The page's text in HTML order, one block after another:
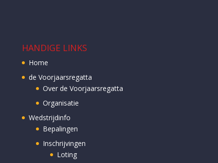
HANDIGE LINKS
Home
de Voorjaarsregatta
Over de Voorjaarsregatta
Organisatie
Wedstrijdinfo
Bepalingen
Inschrijvingen
Loting